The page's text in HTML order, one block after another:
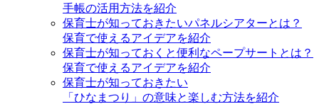
手帳の活用方法を紹介
保育士が知っておきたいパネルシアターとは？
保育で使えるアイデアを紹介
保育士が知っておくと便利なペープサートとは？
保育で使えるアイデアを紹介
保育士が知っておきたい
「ひなまつり」の意味と楽しむ方法を紹介